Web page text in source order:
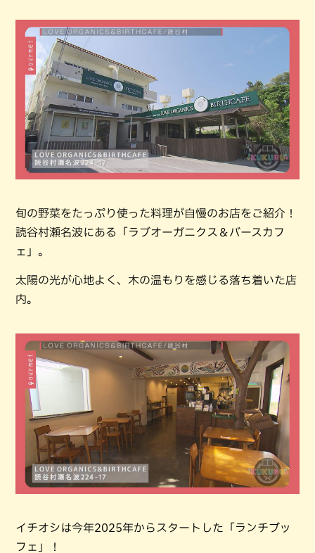
旬の野菜をたっぷり使った料理が⾃慢のお店をご紹介！
読⾕村瀬名波にある「ラブオーガニクス＆バースカフ
ェ」。
太陽の光が⼼地よく、⽊の温もりを感じる落ち着いた店
内。
イチオシは今年2025年からスタートした「ランチブッ
フェ」！